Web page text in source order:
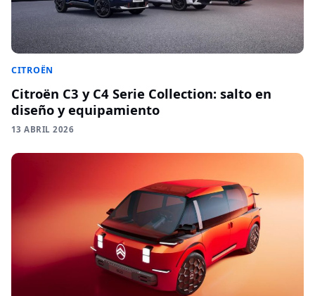
CITROËN
Citroën C3 y C4 Serie Collection: salto en
diseño y equipamiento
13 ABRIL 2026